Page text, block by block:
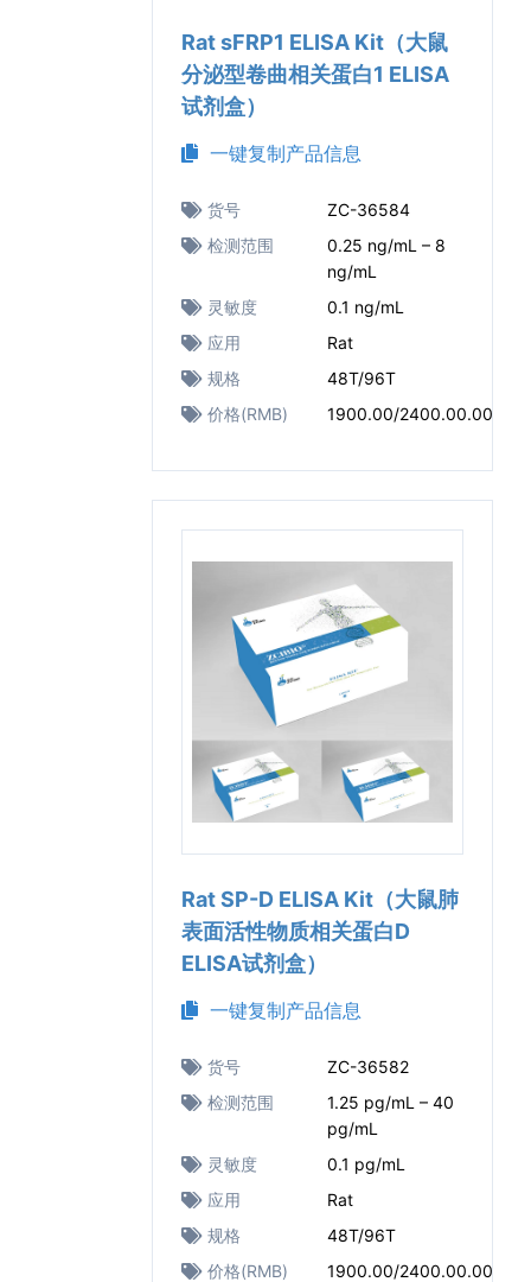
Rat sFRP1 ELISA Kit（大鼠
分泌型卷曲相关蛋白1 ELISA
试剂盒）
一键复制产品信息
货号
ZC-36584
检测范围
0.25 ng/mL – 8
ng/mL
灵敏度
0.1 ng/mL
应用
Rat
规格
48T/96T
价格(RMB)
1900.00/2400.00.00
Rat SP-D ELISA Kit（大鼠肺
表面活性物质相关蛋白D
ELISA试剂盒）
一键复制产品信息
货号
ZC-36582
检测范围
1.25 pg/mL – 40
pg/mL
灵敏度
0.1 pg/mL
应用
Rat
规格
48T/96T
价格(RMB)
1900.00/2400.00.00